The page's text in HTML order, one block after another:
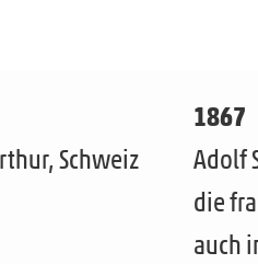
Schweiz
1867
Adolf
die
auch